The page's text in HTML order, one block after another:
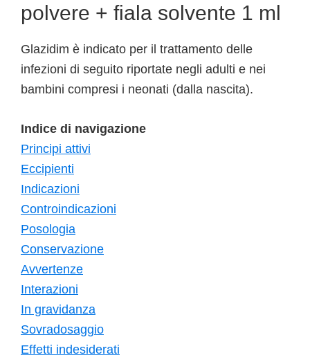
polvere + fiala solvente 1 ml
Glazidim è indicato per il trattamento delle
infezioni di seguito riportate negli adulti e nei
bambini compresi i neonati (dalla nascita).
Indice di navigazione
Principi attivi
Eccipienti
Indicazioni
Controindicazioni
Posologia
Conservazione
Avvertenze
Interazioni
In gravidanza
Sovradosaggio
Effetti indesiderati